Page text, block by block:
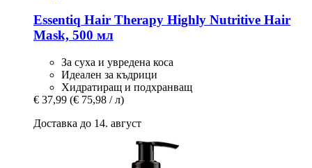
Essentiq Hair Therapy Highly Nutritive Hair
Mask, 500 мл
За суха и увредена коса
Идеален за къдрици
Хидратиращ и подхранващ
€ 37,99 (€ 75,98 / л)
Доставка до 14. август